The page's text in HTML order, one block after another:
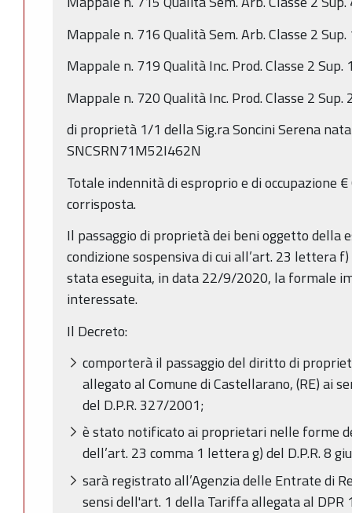
Mappale n. 716 Qualità Sem. Arb. Classe 2
Mappale n. 719 Qualità Inc. Prod. Classe 2
Mappale n. 720 Qualità Inc. Prod. Classe 2
di proprietà 1/1 della Sig.ra Soncini Serena
SNCSRN71M52I462N
Totale indennità di esproprio e di occupazione
corrisposta.
Il passaggio di proprietà dei beni oggetto della
condizione sospensiva di cui all’art. 23 lettera
stata eseguita, in data 22/9/2020, la formale
interessate.
Il Decreto:
comporterà il passaggio del diritto di
allegato al Comune di Castellarano, (RE) ai
del D.P.R. 327/2001;
è stato notificato ai proprietari nelle forme
dell’art. 23 comma 1 lettera g) del D.P.R. 8
sarà registrato all’Agenzia delle Entrate di
sensi dell'art. 1 della Tariffa allegata al